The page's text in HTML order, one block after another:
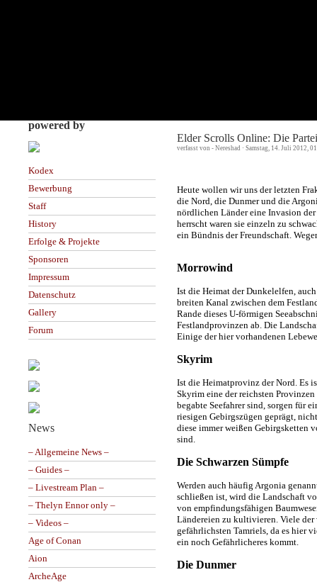
powered by
Kodex
Bewerbung
Staff
History
Erfolge & Projekte
Sponsoren
Impressum
Datenschutz
Gallery
Forum
News
– Allgemeine News –
– Guides –
– Livestream Plan –
– Thelyn Ennor only –
– Videos –
Age of Conan
Aion
ArcheAge
Elder Scrolls Online: Die
verfasst von - Nereshad · Samstag, 14. Juli 2012,
Heute wollen wir uns der letzten
die Nord, die Dunmer und die
nördlichen Länder eine Invasion
herrscht waren sie einzeln zu
ein Bündnis der Freundschaft.
Morrowind
Ist die Heimat der Dunkelelfen,
breiten Kanal zwischen dem
Rande dieses U-förmigen
Festlandprovinzen ab. Die
Einige der hier vorhandenen
Skyrim
Ist die Heimatprovinz der Nord. Es
Skyrim eine der reichsten
begabte Seefahrer sind, sorgen für
riesigen Gebirgszügen geprägt,
diese immer weißen Gebirgsketten
sind.
Die Schwarzen Sümpfe
Werden auch häufig Argonia
schließen ist, wird die Landschaft
von empfindungsfähigen
Ländereien zu kultivieren. Viele
gefährlichsten Tamriels, da es hier
ein noch Gefährlicheres kommt.
Die Dunmer